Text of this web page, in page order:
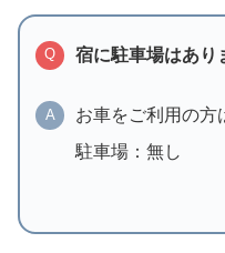
Q 宿に駐車場はあり
A
お車をご利用の方
駐車場：無し